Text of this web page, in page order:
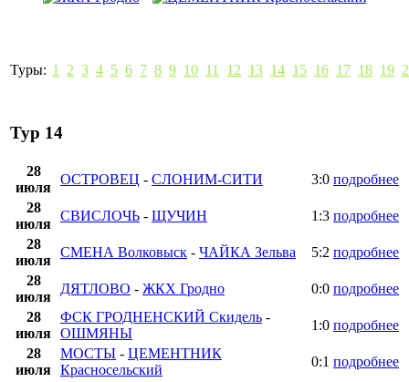
Туры: 1 2 3 4 5 6 7 8 9 10 11 12 13 14 15 16 17 18 19
Тур 14
28
июля
ОСТРОВЕЦ - СЛОНИМ-СИТИ 3:0 подробнее
28
июля
СВИСЛОЧЬ - ЩУЧИН 1:3 подробнее
28
июля
СМЕНА Волковыск - ЧАЙКА Зельва 5:2 подробнее
28
июля
ДЯТЛОВО - ЖКХ Гродно 0:0 подробнее
28
июля
ФСК ГРОДНЕНСКИЙ Скидель -
ОШМЯНЫ
1:0 подробнее
28
июля
МОСТЫ - ЦЕМЕНТНИК
Красносельский
0:1 подробнее